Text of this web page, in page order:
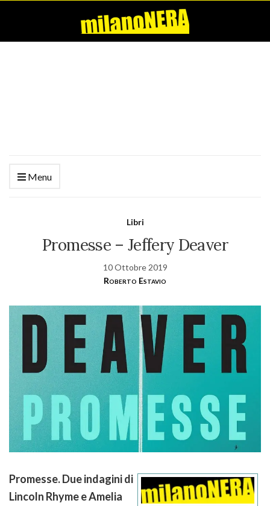
Menu
Libri
Promesse – Jeffery Deaver
10 Ottobre 2019
Roberto Estavio
Promesse. Due indagini di
Lincoln Rhyme e Amelia